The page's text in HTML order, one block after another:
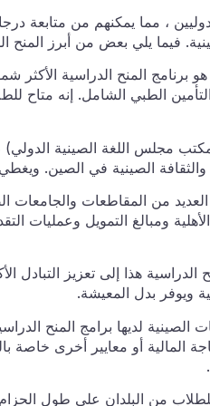
، مما يمكنهم من متابعة
فيما يلي بعض من أبرز المنح
المنح الدراسية الأكثر
الطبي الشامل. إنه متاح
مجلس اللغة الصينية
والثقافة الصينية في الصين.
العديد من المقاطعات
ومبالغ التمويل وعمليات
هذا إلى تعزيز التبادل
ويوفر بدل المعيشة.
الصينية لديها برامج المنح
المالية أو معايير أخرى
من البلدان على طول